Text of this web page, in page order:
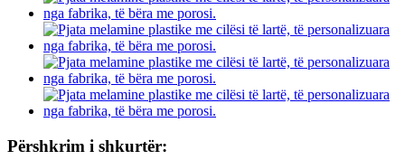
Përshkrim i shkurtër: